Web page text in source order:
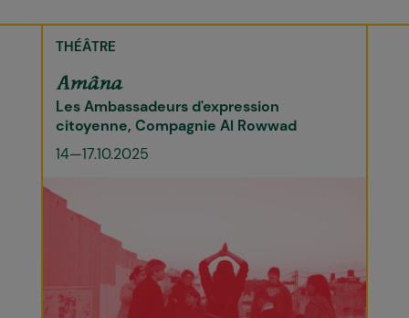
THÉÂTRE
Amâna
Les Ambassadeurs d'expression
citoyenne, Compagnie Al Rowwad
14—17.10.2025